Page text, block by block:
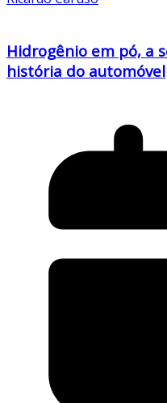
Hidrogênio em pó, a
história do automóvel